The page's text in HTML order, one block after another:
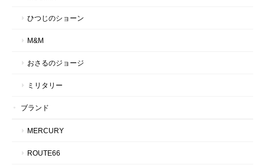
ひつじのショーン
M&M
おさるのジョージ
ミリタリー
ブランド
MERCURY
ROUTE66